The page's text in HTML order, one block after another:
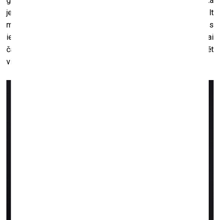
jebko banalizētu var izņemt no tā ierastās vides un pārcelt
metafiziskā telpā, atļaut viņam tur dzīvot. Sniegavīrā es
ieprojicēju dažādas blakus nozīmes. Sniegavīrs jau ir tikai
čaumala. Var domāt par daudzām lietām, ko ielikt vai projicēt
vienā tēlā.